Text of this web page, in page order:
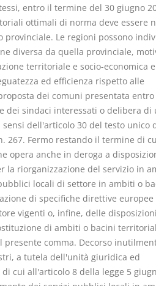
entro il termine del 30 giugno
ottimali di norma deve essere
Le regioni possono
diversa da quella provinciale,
territoriale e socio-economica
ed efficienza rispetto alle
dei comuni presentata entro
dei sindaci interessati o delibera di
dell'articolo 30 del testo unico
267. Fermo restando il termine di
opera anche in deroga a
riorganizzazione del servizio in
locali di settore in ambiti o
di specifiche direttive europee
vigenti o, infine, delle disposizioni
di ambiti o bacini
comma. Decorso
a tutela dell'unità giuridica ed
cui all'articolo 8 della legge 5